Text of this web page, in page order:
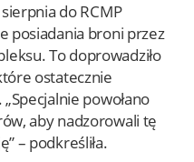
do RCMP
posiadania broni przez
To doprowadziło
ostatecznie
powołano
aby nadzorowali tę
– podkreśliła.